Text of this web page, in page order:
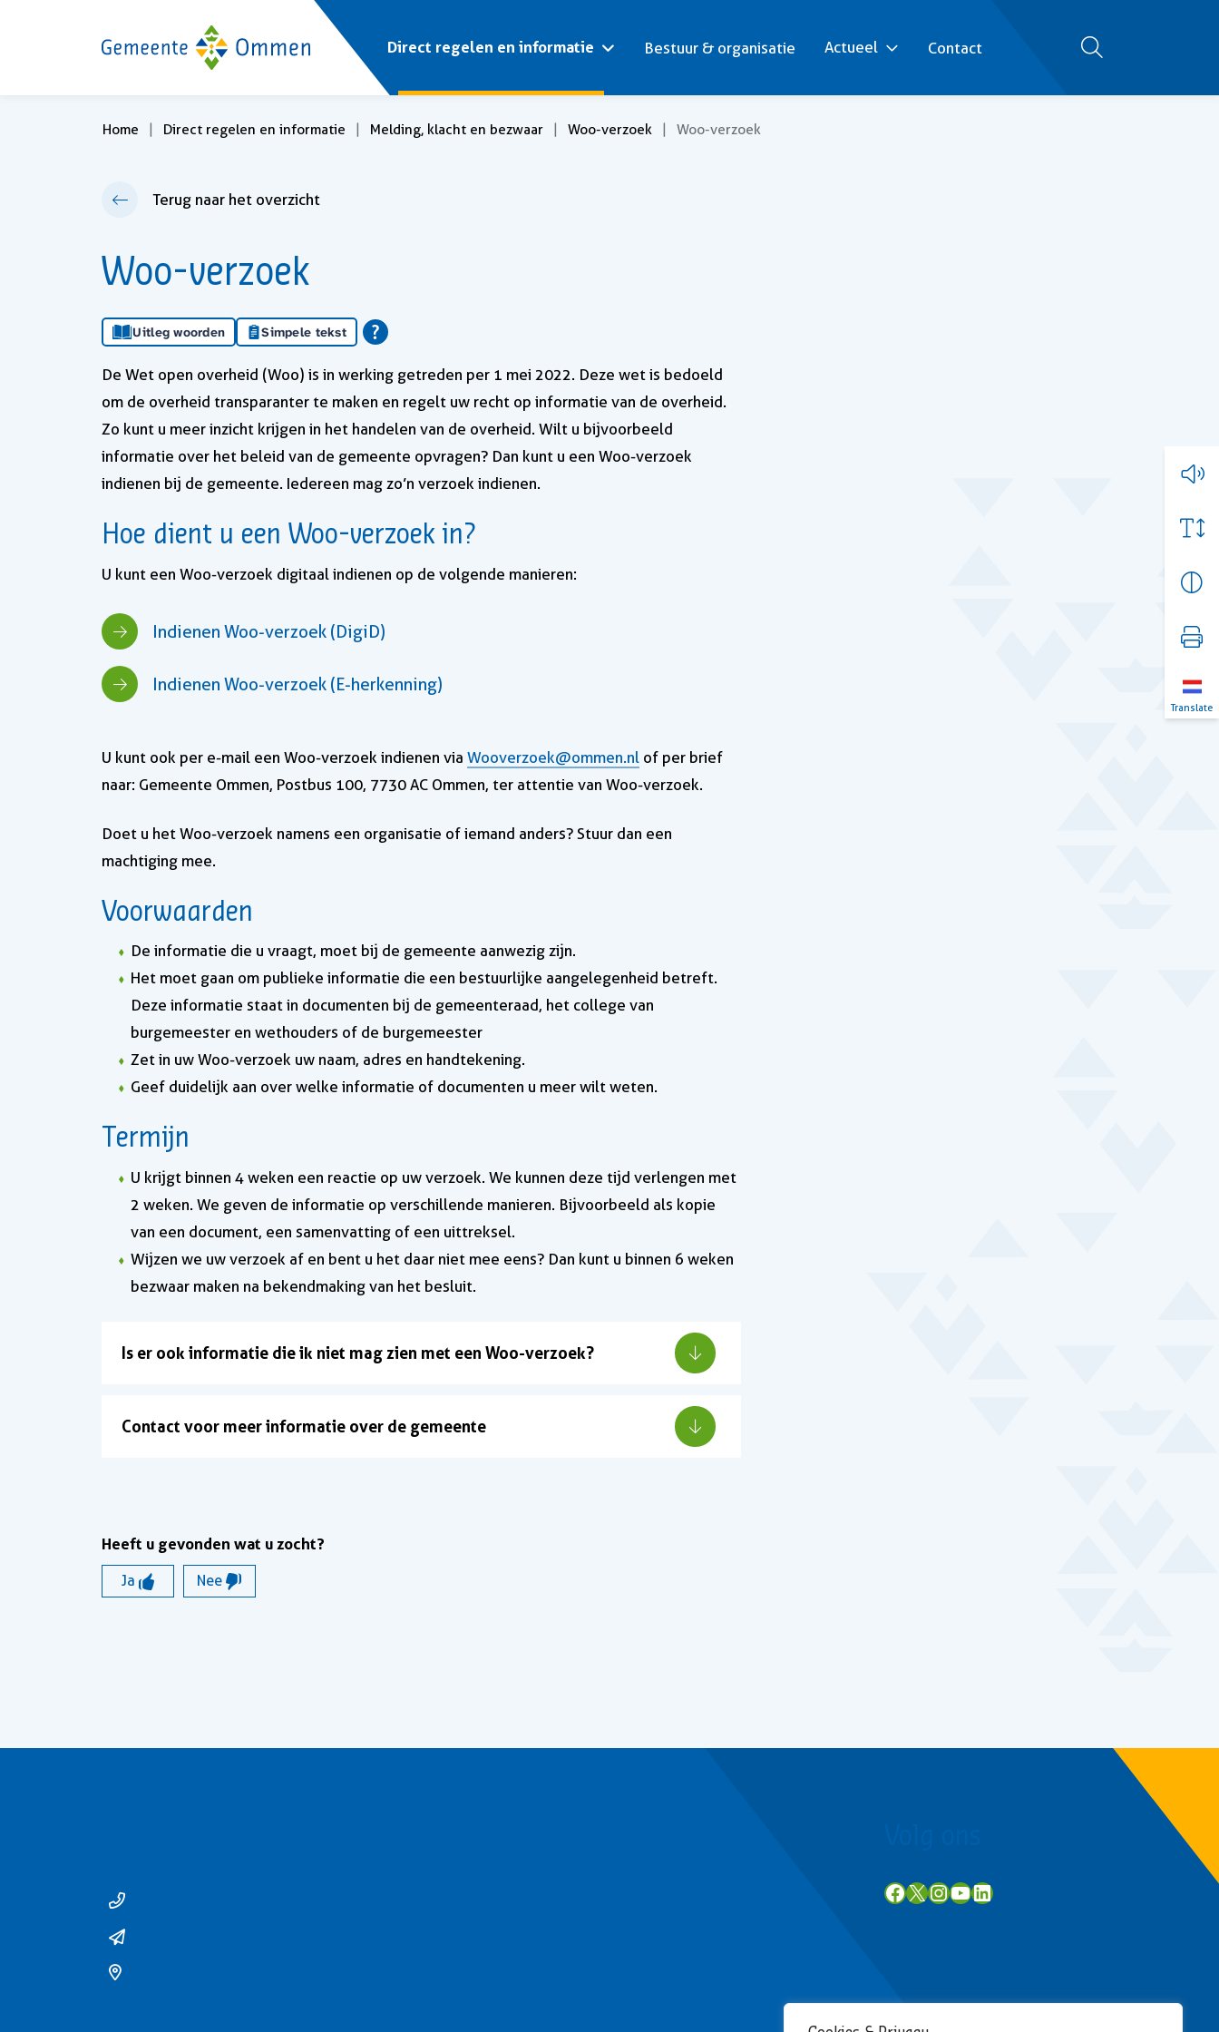
Direct regelen en informatie Bestuur & organisatie Actueel Contact
Zoeken
Translate
Home Direct regelen en informatie Melding, klacht en bezwaar Woo-verzoek Woo-verzoek
Terug naar het overzicht
Woo-verzoek
Uitleg woorden Simpele tekst
De Wet open overheid (Woo) is in werking getreden per 1 mei 2022. Deze wet is bedoeld
om de overheid transparanter te maken en regelt uw recht op informatie van de overheid.
Zo kunt u meer inzicht krijgen in het handelen van de overheid. Wilt u bijvoorbeeld
informatie over het beleid van de gemeente opvragen? Dan kunt u een Woo-verzoek
indienen bij de gemeente. Iedereen mag zo’n verzoek indienen.
Hoe dient u een Woo-verzoek in?
U kunt een Woo-verzoek digitaal indienen op de volgende manieren:
Indienen Woo-verzoek (DigiD)
Indienen Woo-verzoek (E-herkenning)
U kunt ook per e-mail een Woo-verzoek indienen via Wooverzoek@ommen.nl of per brief
naar: Gemeente Ommen, Postbus 100, 7730 AC Ommen, ter attentie van Woo-verzoek.
Doet u het Woo-verzoek namens een organisatie of iemand anders? Stuur dan een
machtiging mee.
Voorwaarden
De informatie die u vraagt, moet bij de gemeente aanwezig zijn.
Het moet gaan om publieke informatie die een bestuurlijke aangelegenheid betreft.
Deze informatie staat in documenten bij de gemeenteraad, het college van
burgemeester en wethouders of de burgemeester
Zet in uw Woo-verzoek uw naam, adres en handtekening.
Geef duidelijk aan over welke informatie of documenten u meer wilt weten.
Termijn
U krijgt binnen 4 weken een reactie op uw verzoek. We kunnen deze tijd verlengen met
2 weken. We geven de informatie op verschillende manieren. Bijvoorbeeld als kopie
van een document, een samenvatting of een uittreksel.
Wijzen we uw verzoek af en bent u het daar niet mee eens? Dan kunt u binnen 6 weken
bezwaar maken na bekendmaking van het besluit.
Is er ook informatie die ik niet mag zien met een Woo-verzoek?
Contact voor meer informatie over de gemeente
Heeft u gevonden wat u zocht?
Ja Nee
Facebook
X Instagram
YouTube
LinkedIn